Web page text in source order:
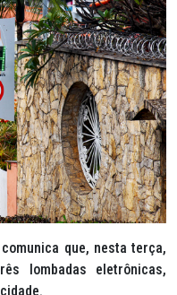
que, nesta terça,
lombadas eletrônicas,